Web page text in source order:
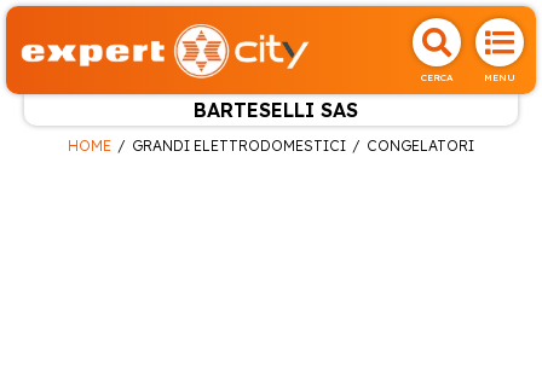
CERCA MENU
BARTESELLI SAS
HOME GRANDI ELETTRODOMESTICI CONGELATORI